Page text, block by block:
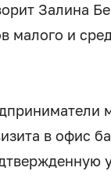
Залина
малого и
в офис